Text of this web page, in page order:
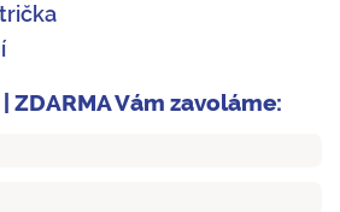
ZDARMA Vám zavoláme: